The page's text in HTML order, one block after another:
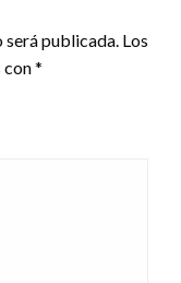
publicada. Los
con*